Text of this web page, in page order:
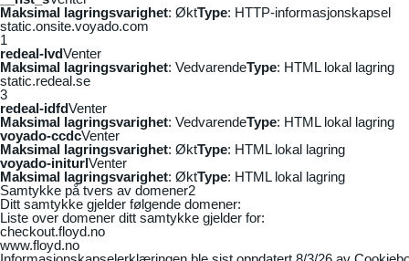
Maksimal lagringsvarighet: ØktType: HTTP-informasjonskapsel
static.onsite.voyado.com
1
redeal-lvdVenter
Maksimal lagringsvarighet: VedvarendeType: HTML lokal lagring
static.redeal.se
3
redeal-idfdVenter
Maksimal lagringsvarighet: VedvarendeType: HTML lokal lagring
voyado-ccdcVenter
Maksimal lagringsvarighet: ØktType: HTML lokal lagring
voyado-initurlVenter
Maksimal lagringsvarighet: ØktType: HTML lokal lagring
Samtykke på tvers av domener2
Ditt samtykke gjelder følgende domener:
Liste over domener ditt samtykke gjelder for:
checkout.floyd.no
www.floyd.no